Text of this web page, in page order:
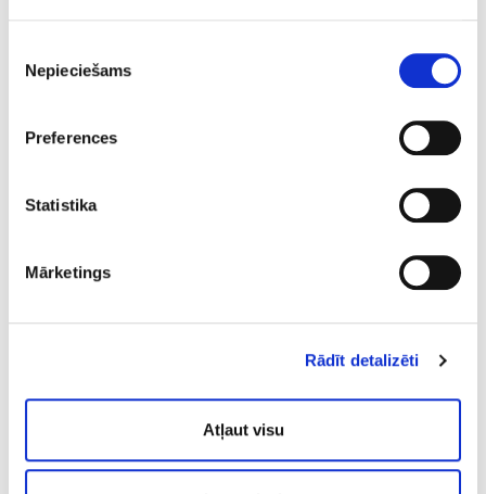
izvēle
Nepieciešams
Preferences
Statistika
Mārketings
Rādīt detalizēti
Atļaut visu
Diagnostika